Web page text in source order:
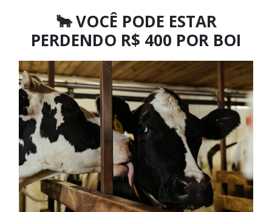
🐂 VOCÊ PODE ESTAR
PERDENDO R$ 400 POR BOI